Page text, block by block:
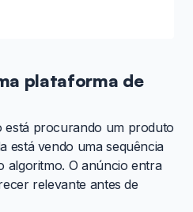
plataforma de
está procurando um produto
está vendo uma sequência
algoritmo. O anúncio entra
relevante antes de